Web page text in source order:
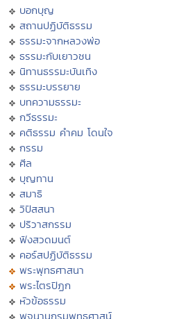
บอกบุญ
สถานปฏิบัติธรรม
ธรรมะจากหลวงพ่อ
ธรรมะกับเยาวชน
นิทานธรรมะบันเทิง
ธรรมะบรรยาย
บทความธรรมะ
กวีธรรมะ
คติธรรม คำคม โดนใจ
กรรม
ศีล
บุญทาน
สมาธิ
วิปัสสนา
ปริวาสกรรม
ฟังสวดมนต์
คอร์สปฏิบัติธรรม
พระพุทธศาสนา
พระไตรปิฏก
หัวข้อธรรม
พจนานุกรมพุทธศาสน์